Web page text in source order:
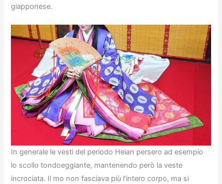
giapponese.
In generale le vesti del periodo Heian persero ad esempio
lo scollo tondoeggiante, mantenendo però la veste
incrociata. Il mo non fasciava più l’intero corpo, ma si